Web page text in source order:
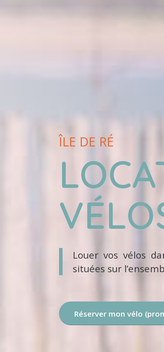
ÎLE DE RÉ
Louer vos vélos
situées sur
Réserver mon vélo